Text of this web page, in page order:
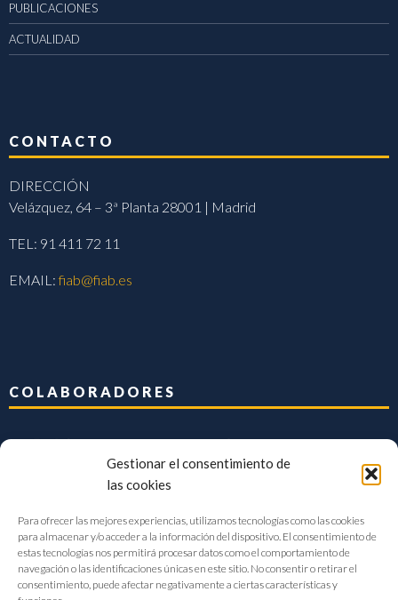
Gestionar el consentimiento de
las cookies
Para ofrecer las mejores experiencias, utilizamos tecnologías como las cookies
para almacenar y/o acceder a la información del dispositivo. El consentimiento de
estas tecnologías nos permitirá procesar datos como el comportamiento de
navegación o las identificaciones únicas en este sitio. No consentir o retirar el
consentimiento, puede afectar negativamente a ciertas características y
PUBLICACIONES
ACTUALIDAD
CONTACTO
DIRECCIÓN
Velázquez, 64 – 3ª Planta 28001 | Madrid
TEL: 91 411 72 11
EMAIL:fiab@fiab.es
COLABORADORES